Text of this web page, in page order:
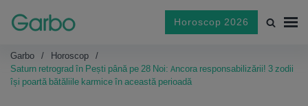
Horoscop 2026
Garbo
Horoscop
Saturn retrograd în Pești până pe 28 Noi: Ancora responsabilizării! 3 zodii
își poartă bătăliile karmice în această perioadă